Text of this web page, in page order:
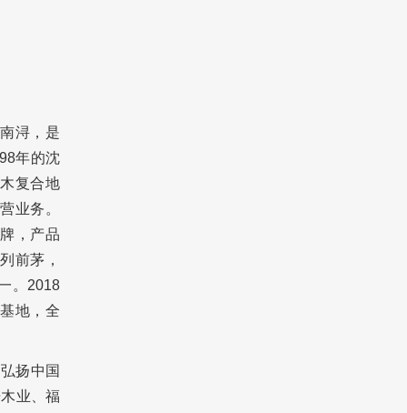
浔，是
年的沈
复合地
业务。
，产品
前茅，
。2018
地，全
扬中国
业、福